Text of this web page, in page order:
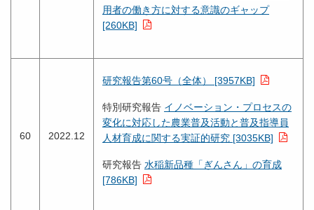
用者の働き方に対する意識のギャップ
[260KB]
60 2022.12
研究報告第60号（全体） [3957KB]
特別研究報告 イノベーション・プロセスの
変化に対応した農業普及活動と普及指導員
人材育成に関する実証的研究 [3035KB]
研究報告 水稲新品種「ぎんさん」の育成
[786KB]